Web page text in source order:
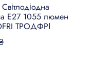
E27 1055 люмен
ТРОДФРІ